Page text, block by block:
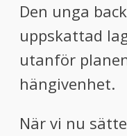
Den unga
uppskattad
utanför
hängivenhet.
När vi nu